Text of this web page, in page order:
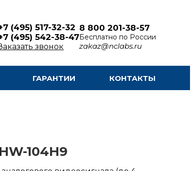
(495) 517-32-32
(495) 542-38-47
звонок
8 800 201-38-57
Бесплатно по России
zakaz@nclabs.ru
ГАРАНТИИ КОНТАКТЫ
104H9